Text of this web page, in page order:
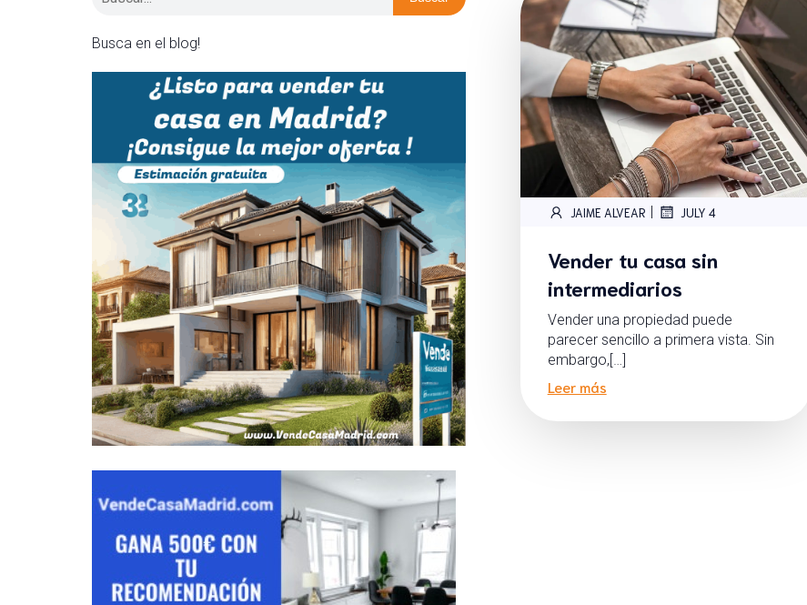
Busca en el blog!
JAIME ALVEAR JULY 4
Vender tu casa sin
intermediarios
Vender una propiedad puede
parecer sencillo a primera vista. Sin
embargo,[…]
Leer más